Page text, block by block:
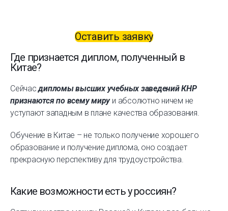
Оставить заявку
Где признается диплом, полученный в
Китае?
Сейчасдипломы высших учебных заведений КНР
признаются по всему мируи абсолютно ничем не
уступают западным в плане качества образования.
Обучение в Китае – не только получение хорошего
образование и получение диплома, оно создает
прекрасную перспективу для трудоустройства.
Какие возможности есть у россиян?